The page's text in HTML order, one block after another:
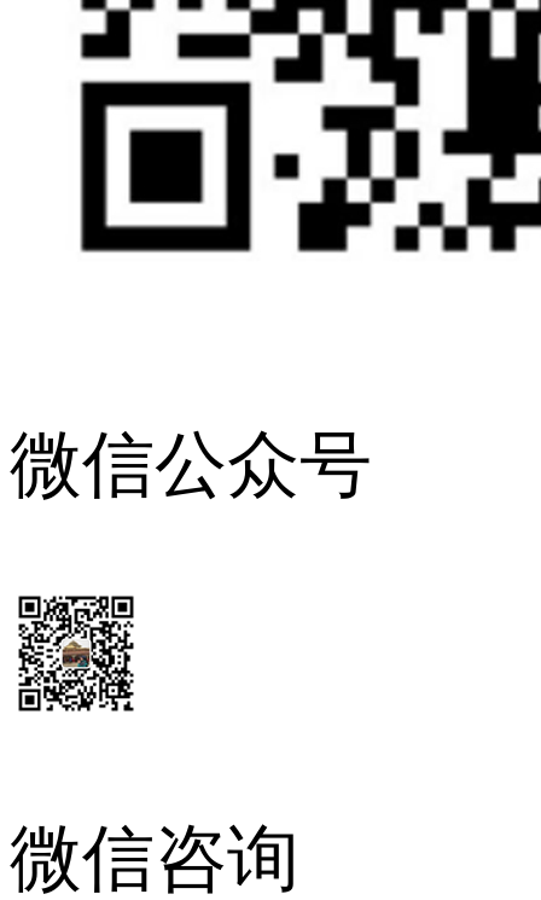
微信公众号
微信咨询